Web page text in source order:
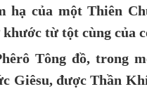
hạ của một Thiên
từ tột cùng của
Tông đồ, trong
Giêsu, được Thần